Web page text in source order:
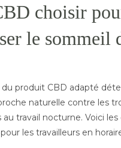
choisir
le sommeil
du produit CBD adapté
naturelle contre les
au travail nocturne. Voici
les travailleurs en